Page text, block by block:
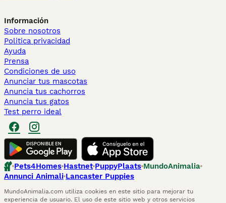
Información
Sobre nosotros
Politica privacidad
Ayuda
Prensa
Condiciones de uso
Anunciar tus mascotas
Anuncia tus cachorros
Anuncia tus gatos
Test perro ideal
Pets4Homes Hastnet PuppyPlaats MundoAnimalia
Annunci Animali Lancaster Puppies
MundoAnimalia.com utiliza cookies en este sitio para mejorar tu
experiencia de usuario. El uso de este sitio web y otros servicios